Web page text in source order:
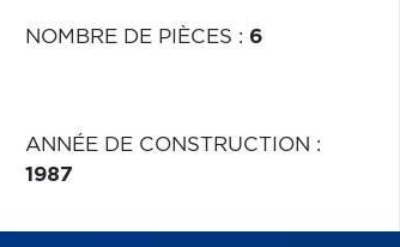
NOMBRE DE PIÈCES : 6
ANNÉE DE CONSTRUCTION :
1987